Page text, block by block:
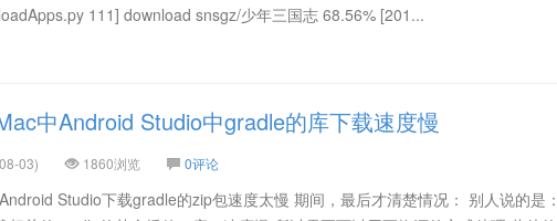
111] download snsgz/少年三国志 68.56% [201...
中Android Studio中gradle的库下载速度慢
03) 1860浏览 0评论
Studio下载gradle的zip包速度太慢 期间，最后才清楚情况： 别人说的是：